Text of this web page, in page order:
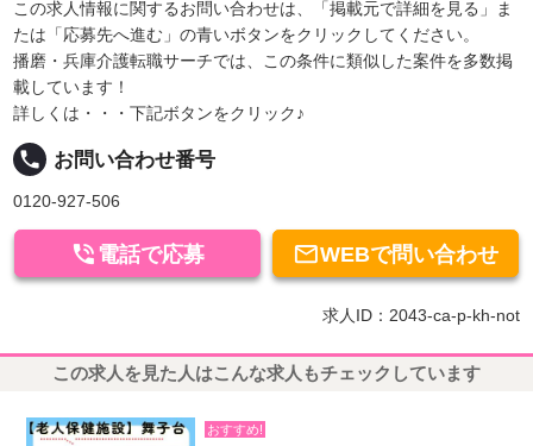
この求人情報に関するお問い合わせは、「掲載元で詳細を見る」ま
たは「応募先へ進む」の青いボタンをクリックしてください。
播磨・兵庫介護転職サーチでは、この条件に類似した案件を多数掲
載しています！
詳しくは・・・下記ボタンをクリック♪
local_phone お問い合わせ番号
0120-927-506
WEBで問い合わせ
 電話で応募
求人ID：2043-ca-p-kh-not
この求人を見た人はこんな求人もチェックしています
おすすめ!